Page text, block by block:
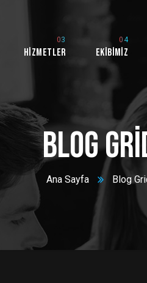
Hizmetler Ekibimiz
Blog
Ana Sayfa Blog